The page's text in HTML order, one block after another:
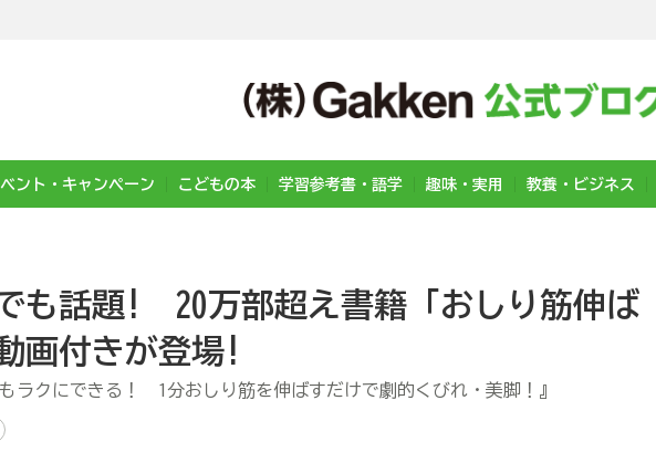
ント・キャンペーン こどもの本 学習参考書・語学 趣味・実用 教養・ビジネス
も話題! 20万部超え書籍「おしり筋伸ば
画付きが登場!
もラクにできる！ 1分おしり筋を伸ばすだけで劇的くびれ・美脚！』